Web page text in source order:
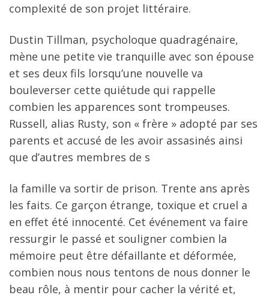
complexité de son projet littéraire.
Dustin Tillman, psycholoque quadragénaire,
mène une petite vie tranquille avec son épouse
et ses deux fils lorsqu’une nouvelle va
bouleverser cette quiétude qui rappelle
combien les apparences sont trompeuses.
Russell, alias Rusty, son « frère » adopté par ses
parents et accusé de les avoir assasinés ainsi
que d’autres membres de s
la famille va sortir de prison. Trente ans après
les faits. Ce garçon étrange, toxique et cruel a
en effet été innocenté. Cet événement va faire
ressurgir le passé et souligner combien la
mémoire peut être défaillante et déformée,
combien nous nous tentons de nous donner le
beau rôle, à mentir pour cacher la vérité et,